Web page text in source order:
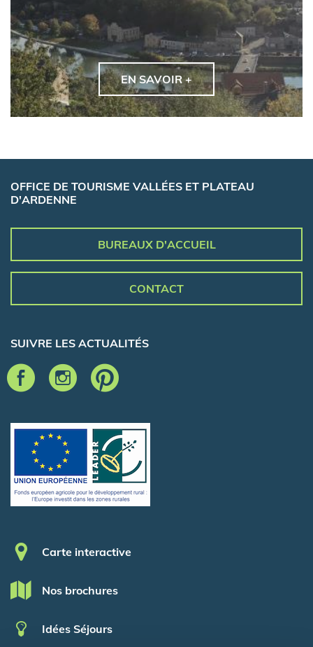
EN SAVOIR +
OFFICE DE TOURISME VALLÉES ET PLATEAU
D'ARDENNE
BUREAUX D'ACCUEIL
CONTACT
SUIVRE LES ACTUALITÉS
Pied de page
Carte interactive
Nos brochures
Idées Séjours